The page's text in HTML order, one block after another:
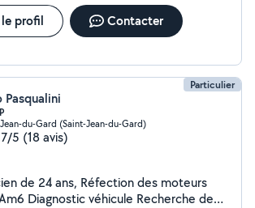
profil Contacter
Particulier
Pasqualini
du-Gard (Saint-Jean-du-Gard)
5 (18 avis)
de 24 ans, Réfection des moteurs
de